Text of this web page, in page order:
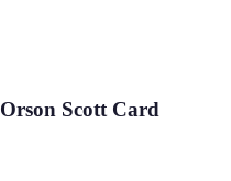
Scott Card